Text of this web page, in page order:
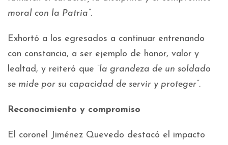
moral con la Patria”.
Exhortó a los egresados a continuar entrenando
con constancia, a ser ejemplo de honor, valor y
lealtad, y reiteró que “la grandeza de un soldado
se mide por su capacidad de servir y proteger”.
Reconocimiento y compromiso
El coronel Jiménez Quevedo destacó el impacto